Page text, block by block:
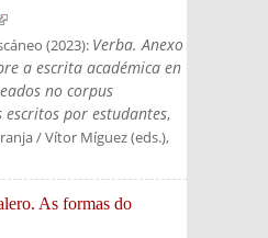
is external)
(2023): Verba. Anexo
a escrita académica en
no corpus
escritos por estudantes,
/ Vítor Míguez (eds.),
As formas do